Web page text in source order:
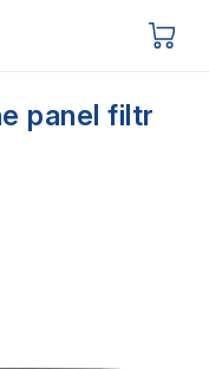
panel filtr